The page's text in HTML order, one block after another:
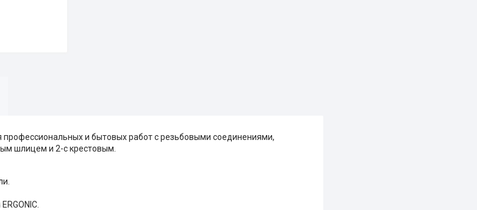
профессиональных и бытовых работ с резьбовыми соединениями,
шлицем и 2-с крестовым.